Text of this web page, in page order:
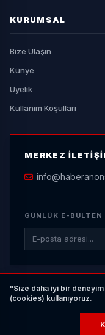
KURUMSAL
Bize Ulaşın
Künye
Üyelik
Kullanım Koşulları
MERKEZ
GÜNLÜK E-BÜLTEN
© 2026 Haberanons.com |
|
"Size daha iyi bir
(cookies) kullanıyoruz.